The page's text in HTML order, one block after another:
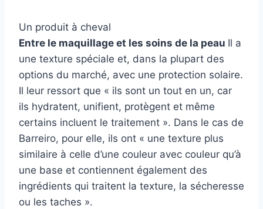
Un produit à cheval
Entre le maquillage et les soins de la peau Il a
une texture spéciale et, dans la plupart des
options du marché, avec une protection solaire.
Il leur ressort que « ils sont un tout en un, car
ils hydratent, unifient, protègent et même
certains incluent le traitement ». Dans le cas de
Barreiro, pour elle, ils ont « une texture plus
similaire à celle d’une couleur avec couleur qu’à
une base et contiennent également des
ingrédients qui traitent la texture, la sécheresse
ou les taches ».